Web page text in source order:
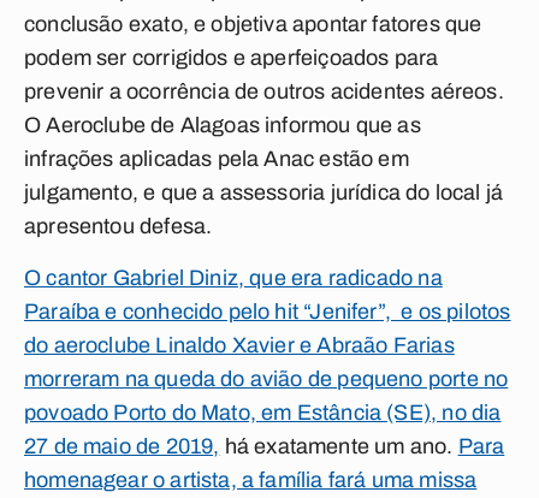
conclusão exato, e objetiva apontar fatores que
podem ser corrigidos e aperfeiçoados para
prevenir a ocorrência de outros acidentes aéreos.
O Aeroclube de Alagoas informou que as
infrações aplicadas pela Anac estão em
julgamento, e que a assessoria jurídica do local já
apresentou defesa.
O cantor Gabriel Diniz, que era radicado na
Paraíba e conhecido pelo hit “Jenifer”, e os pilotos
do aeroclube Linaldo Xavier e Abraão Farias
morreram na queda do avião de pequeno porte no
povoado Porto do Mato, em Estância (SE), no dia
27 de maio de 2019, há exatamente um ano. Para
homenagear o artista, a família fará uma missa